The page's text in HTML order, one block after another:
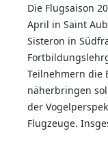
Die Flugsaison
April in Saint
Sisteron in
Teilnehmern die
näherbringen
der
Flugzeuge.